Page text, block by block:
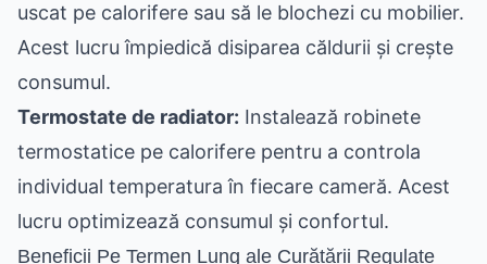
uscat pe calorifere sau să le blochezi cu mobilier.
Acest lucru împiedică disiparea căldurii și crește
consumul.
Termostate de radiator: Instalează robinete
termostatice pe calorifere pentru a controla
individual temperatura în fiecare cameră. Acest
lucru optimizează consumul și confortul.
Beneficii Pe Termen Lung ale Curățării Regulate